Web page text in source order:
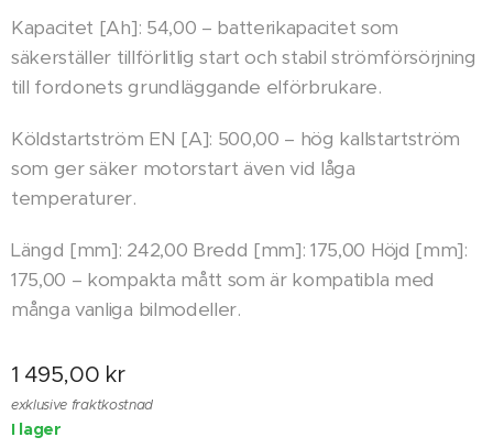
Kapacitet [Ah]: 54,00 – batterikapacitet som
säkerställer tillförlitlig start och stabil strömförsörjning
till fordonets grundläggande elförbrukare.
Köldstartström EN [A]: 500,00 – hög kallstartström
som ger säker motorstart även vid låga
temperaturer.
Längd [mm]: 242,00 Bredd [mm]: 175,00 Höjd [mm]:
175,00 – kompakta mått som är kompatibla med
många vanliga bilmodeller.
1 495,00 kr
exklusive fraktkostnad
I lager